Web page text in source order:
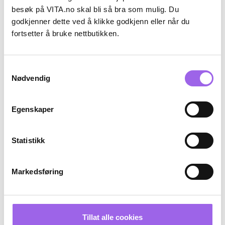
besøk på VITA.no skal bli så bra som mulig. Du
godkjenner dette ved å klikke godkjenn eller når du
fortsetter å bruke nettbutikken.
Nødvendig
Egenskaper
Statistikk
Markedsføring
Tillat alle cookies
Karakter:
4.6 av 5 mulige
Lee Stafford
Lee Stafford Bleach Blondes Ice
200ml
169,-169 NOK
Karakter:
(7)
4.1 av 5 mulige
Lee Stafford
Lee Stafford Bleach Blondes
200ml
På lager i 110 butikker